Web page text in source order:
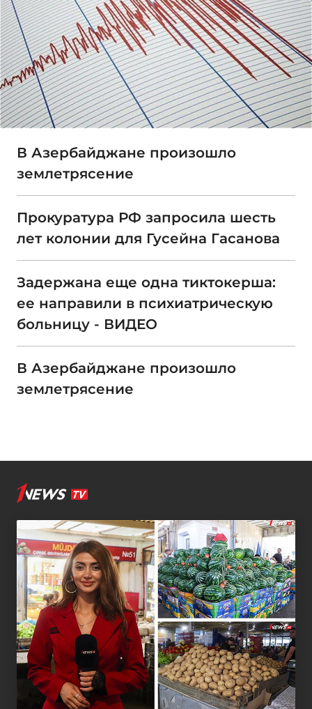
В Азербайджане произошло
землетрясение
Прокуратура РФ запросила шесть
лет колонии для Гусейна Гасанова
Задержана еще одна тиктокерша:
ее направили в психиатрическую
больницу - ВИДЕО
В Азербайджане произошло
землетрясение